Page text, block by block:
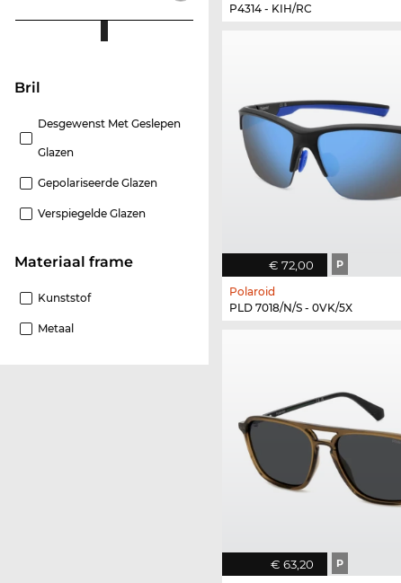
Bril
Desgewenst Met Geslepen
Glazen
Gepolariseerde Glazen
Verspiegelde Glazen
Materiaal frame
Kunststof
Metaal
P4314 - KIH/RC
€ 72,00 P
Polaroid
PLD 7018/N/S - 0VK/5X
€ 63,20 P